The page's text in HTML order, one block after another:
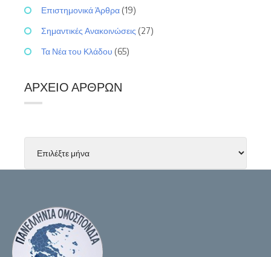
Επιστημονικά Άρθρα (19)
Σημαντικές Ανακοινώσεις (27)
Τα Νέα του Κλάδου (65)
ΑΡΧΕΊΟ ΆΡΘΡΩΝ